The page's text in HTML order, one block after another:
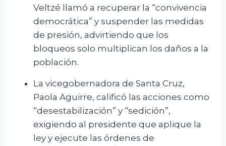
Veltzé llamó a recuperar la “convivencia
democrática” y suspender las medidas
de presión, advirtiendo que los
bloqueos solo multiplican los daños a la
población.
La vicegobernadora de Santa Cruz,
Paola Aguirre, calificó las acciones como
“desestabilización” y “sedición”,
exigiendo al presidente que aplique la
ley y ejecute las órdenes de